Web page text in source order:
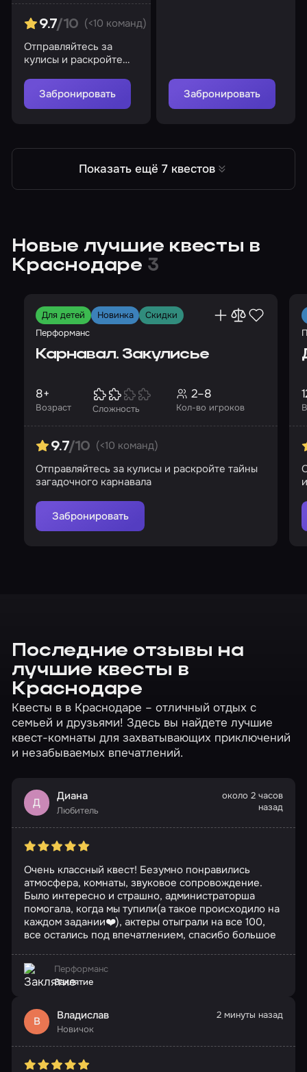
9.7/10 (<10 команд)
Отправляйтесь за
кулисы и раскройте
карнавала
Забронировать Забронировать
Показать ещё 7 квестов
Новые лучшие квесты в
Краснодаре 3
Для детей Новинка
Скидки
Перформанс
Карнавал. Закулисье
Возраст
8+
Сложность Кол-во игроков
2–8
9.7/10 (<10 команд)
Отправляйтесь за кулисы и раскройте тайны
загадочного карнавала
Забронировать
Последние отзывы на
лучшие квесты в
Краснодаре
Квесты в в Краснодаре – отличный отдых с
семьей и друзьями! Здесь вы найдете лучшие
квест-комнаты для захватывающих приключений
и незабываемых впечатлений.
Д Диана
Любитель
около 2 часов
назад
Очень классный квест! Безумно понравились
атмосфера, комнаты, звуковое сопровождение.
Было интересно и страшно, администраторша
помогала, когда мы тупили(а такое происходило на
каждом задании❤️), актеры отыграли на все 100,
все остались под впечатлением, спасибо большое
Перформанс
Заклятие
В Владислав
Новичок
2 минуты назад